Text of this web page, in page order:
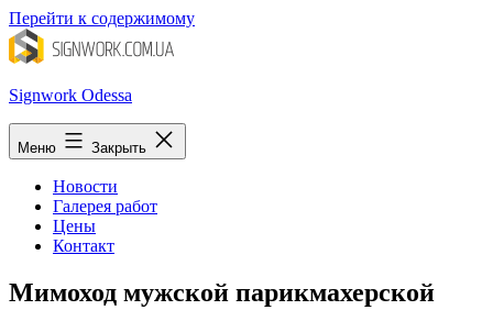
Перейти к содержимому
Signwork Odessa
Меню Закрыть
Новости
Галерея работ
Цены
Контакт
Мимоход мужской парикмахерской